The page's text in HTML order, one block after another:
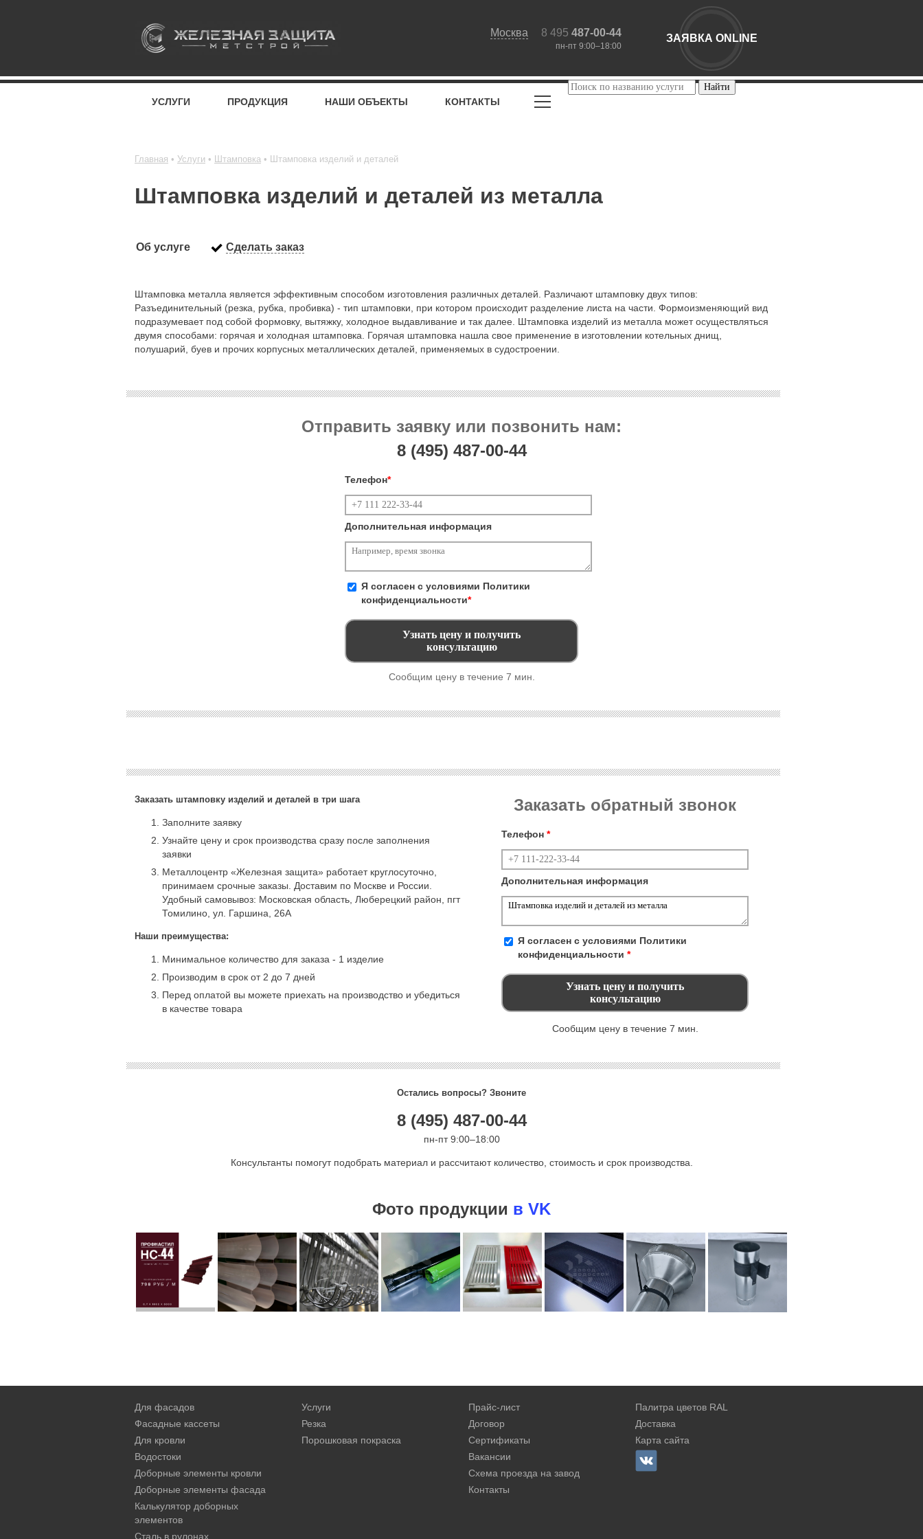
Москва 8 495 487-00-44
пн-пт 9:00–18:00
ЗАЯВКА ONLINE
УСЛУГИ ПРОДУКЦИЯ НАШИ ОБЪЕКТЫ КОНТАКТЫ
Главная Услуги Штамповка Штамповка изделий и деталей
Штамповка изделий и деталей из металла
Об услуге Сделать заказ
Штамповка металла является эффективным способом изготовления различных деталей. Различают штамповку двух типов:
Разъединительный (резка, рубка, пробивка) - тип штамповки, при котором происходит разделение листа на части. Формоизменяющий вид
подразумевает под собой формовку, вытяжку, холодное выдавливание и так далее. Штамповка изделий из металла может осуществляться
двумя способами: горячая и холодная штамповка. Горячая штамповка нашла свое применение в изготовлении котельных днищ,
полушарий, буев и прочих корпусных металлических деталей, применяемых в судостроении.
Отправить заявку или позвонить нам:
8 (495) 487-00-44
Телефон*
Дополнительная информация
Я согласен с условиями Политики
конфиденциальности*
Сообщим цену в течение 7 мин.
Заказать штамповку изделий и деталей в три шага
Заполните заявку
Узнайте цену и срок производства сразу после заполнения
заявки
Металлоцентр «Железная защита» работает круглосуточно,
принимаем срочные заказы. Доставим по Москве и России.
Удобный самовывоз: Московская область, Люберецкий район, пгт
Томилино, ул. Гаршина, 26А
Наши преимущества:
Минимальное количество для заказа - 1 изделие
Производим в срок от 2 до 7 дней
Перед оплатой вы можете приехать на производство и убедиться
в качестве товара
Заказать обратный звонок
Телефон *
Дополнительная информация
Я согласен с условиями Политики
конфиденциальности *
Сообщим цену в течение 7 мин.
Остались вопросы? Звоните
8 (495) 487-00-44
пн-пт 9:00–18:00
Консультанты помогут подобрать материал и рассчитают количество, стоимость и срок производства.
Фото продукции в VK
Для фасадов
Фасадные кассеты
Для кровли
Водостоки
Доборные элементы кровли
Доборные элементы фасада
Калькулятор доборных
элементов
Сталь в рулонах
Услуги
Резка
Порошковая покраска
Прайс-лист
Договор
Сертификаты
Вакансии
Схема проезда на завод
Контакты
Палитра цветов RAL
Доставка
Карта сайта